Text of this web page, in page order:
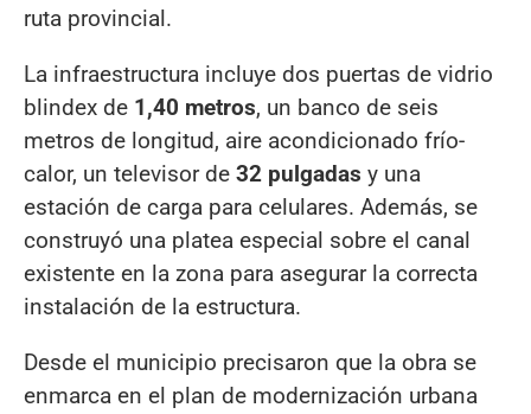
ruta provincial.
La infraestructura incluye dos puertas de vidrio
blindex de 1,40 metros, un banco de seis
metros de longitud, aire acondicionado frío-
calor, un televisor de 32 pulgadas y una
estación de carga para celulares. Además, se
construyó una platea especial sobre el canal
existente en la zona para asegurar la correcta
instalación de la estructura.
Desde el municipio precisaron que la obra se
enmarca en el plan de modernización urbana